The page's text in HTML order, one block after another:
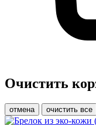
Очистить
отмена очистить все